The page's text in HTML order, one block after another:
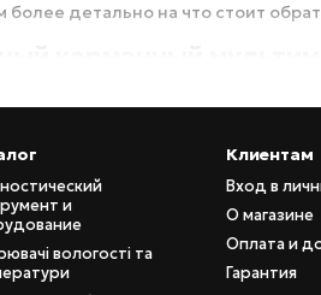
детально на что стоит
этих приборов есть их
цифровые карманные
а результат выводится на
по функционалу стационарному
простота использования и
Все это конечно
и
вологості та
Клиентам
Вход в
О магазине
Оплата и
Гарантия